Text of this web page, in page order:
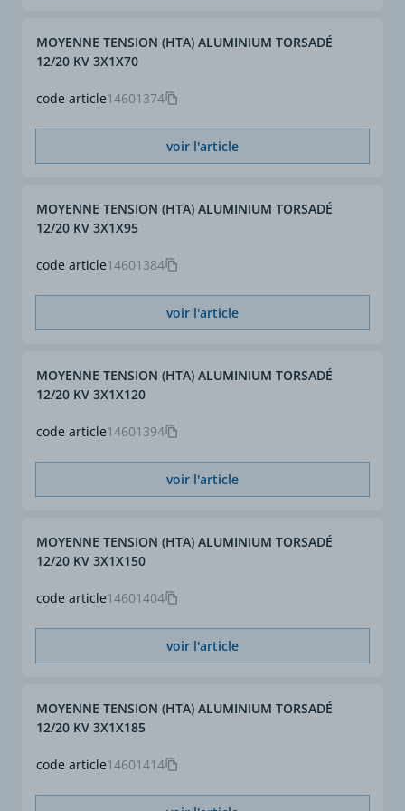
code article14601374
MOYENNE TENSION (HTA) ALUMINIUM TORSADÉ
12/20 KV 3X1X70
voir l'article
code article14601384
MOYENNE TENSION (HTA) ALUMINIUM TORSADÉ
12/20 KV 3X1X95
voir l'article
code article14601394
MOYENNE TENSION (HTA) ALUMINIUM TORSADÉ
12/20 KV 3X1X120
voir l'article
code article14601404
MOYENNE TENSION (HTA) ALUMINIUM TORSADÉ
12/20 KV 3X1X150
voir l'article
code article14601414
MOYENNE TENSION (HTA) ALUMINIUM TORSADÉ
12/20 KV 3X1X185